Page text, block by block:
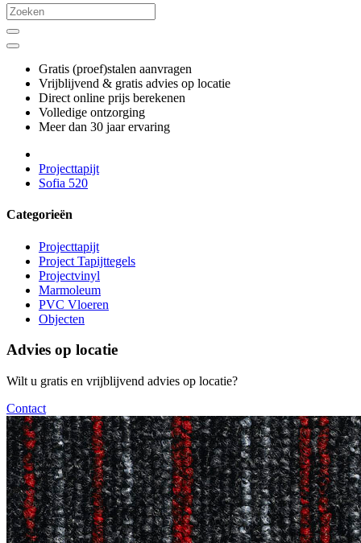
Gratis (proef)stalen aanvragen
Vrijblijvend & gratis advies op locatie
Direct online prijs berekenen
Volledige ontzorging
Meer dan 30 jaar ervaring
Projecttapijt
Sofia 520
Categorieën
Projecttapijt
Project Tapijttegels
Projectvinyl
Marmoleum
PVC Vloeren
Objecten
Advies op locatie
Wilt u gratis en vrijblijvend advies op locatie?
Contact